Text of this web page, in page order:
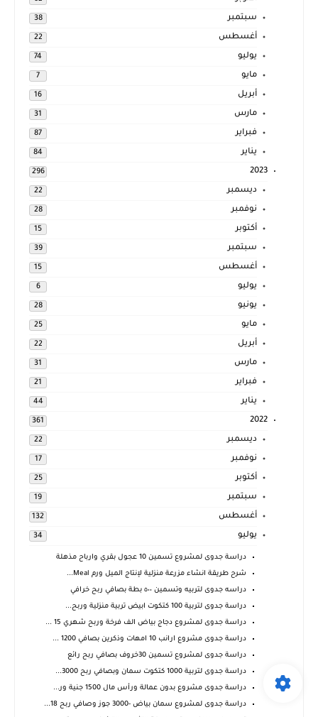
سبتمبر 38
أغسطس 22
يوليو 74
مايو 7
أبريل 16
مارس 31
فبراير 87
يناير 84
2023
296
ديسمبر 22
نوفمبر 28
أكتوبر 15
سبتمبر 39
أغسطس 15
يوليو 6
يونيو 28
مايو 25
أبريل 22
مارس 31
فبراير 21
يناير 44
2022
361
ديسمبر 22
نوفمبر 17
أكتوبر 25
سبتمبر 19
أغسطس 132
يوليو 34
دراسة جدوى لمشروع تسمين 10 عجول بقري وارباح مذهلة
شرح طريقة انشاء مزرعة منزلية لإنتاج الميل ورم Meal...
دراسه جدوى لتربيه وتسمين ٥٠٠ بطة بصافي ربح خرافي
دراسة جدوى لتربية 100 كتكوت ابيض تربية منزلية وربح...
دراسة جدوى لمشروع دجاج بياض الف فرخة وربح شهري 15 ...
دراسة جدوى مشروع ارانب 10 امهات وذكرين بصافي 1200 ...
دراسة جدوى لمشروع تسمين 30خروف بصافي ربح رائع
دراسة جدوى لتربية 1000 كتكوت سمان وبصافي ربح 3000...
دراسة جدوى مشروع بدون عمالة ورأس مال 1500 جنية ور...
دراسة جدوى لمشروع سمان بياض -3000 جوز وصافي ربح 18...